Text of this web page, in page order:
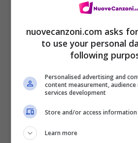
La-la-la-la, la-la-la-la-la-la-la
nuovecanzoni.com asks
to use your personal
following
Personalised advertising and
content measurement, audience
services development
Store and/or access information
Learn more